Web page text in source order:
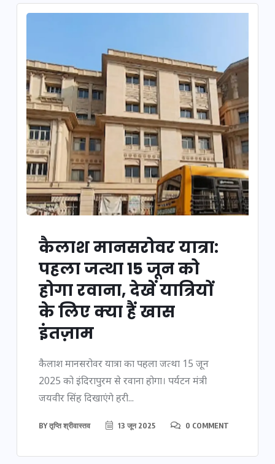
कैलाश मानसरोवर यात्रा:
पहला जत्था 15 जून को
होगा रवाना, देखें यात्रियों
के लिए क्या हैं खास
इंतज़ाम
कैलाश मानसरोवर यात्रा का पहला जत्था 15 जून
2025 को इंदिरापुरम से रवाना होगा। पर्यटन मंत्री
जयवीर सिंह दिखाएंगे हरी...
BYतृप्ति श्रीवास्तव 13 जून 2025 0 COMMENT